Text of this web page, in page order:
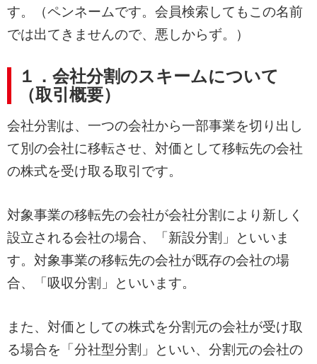
す。（ペンネームです。会員検索してもこの名前
では出てきませんので、悪しからず。）
１．会社分割のスキームについて
（取引概要）
会社分割は、一つの会社から一部事業を切り出し
て別の会社に移転させ、対価として移転先の会社
の株式を受け取る取引です。
対象事業の移転先の会社が会社分割により新しく
設立される会社の場合、「新設分割」といいま
す。対象事業の移転先の会社が既存の会社の場
合、「吸収分割」といいます。
また、対価としての株式を分割元の会社が受け取
る場合を「分社型分割」といい、分割元の会社の